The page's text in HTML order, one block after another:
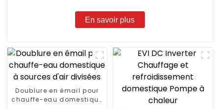
En savoir plus
Doublure en émail pour
chauffe-eau domestique